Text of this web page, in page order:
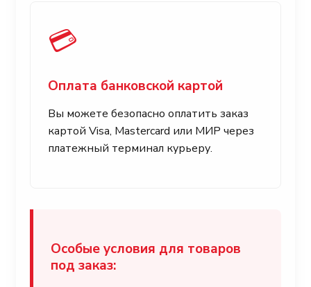
💳
Оплата банковской картой
Вы можете безопасно оплатить заказ
картой Visa, Mastercard или МИР через
платежный терминал курьеру.
Особые условия для товаров
под заказ: